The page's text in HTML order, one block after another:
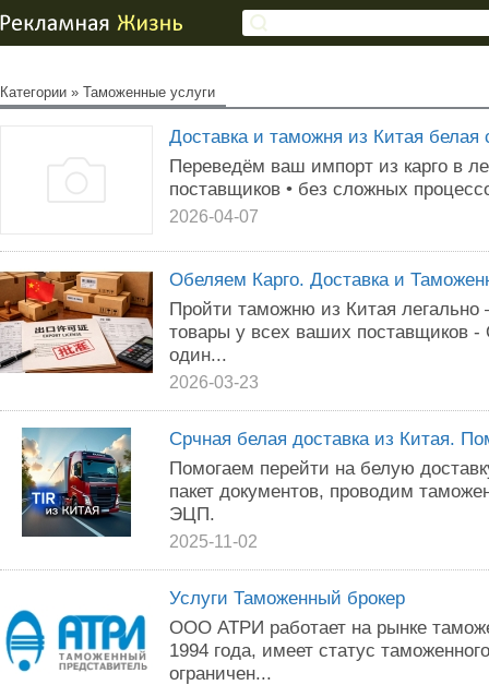
Категории » Таможенные услуги
Доставка и таможня из Китая белая
Переведём ваш импорт из карго в
поставщиков • без сложных
2026-04-07
Обеляем Карго. Доставка и
Пройти таможню из Китая
товары у всех ваших поставщиков
один...
2026-03-23
Срчная белая доставка из Китая.
Помогаем перейти на белую
пакет документов, проводим
ЭЦП.
2025-11-02
Услуги Таможенный брокер
ООО АТРИ работает на рынке
1994 года, имеет статус
ограничен...